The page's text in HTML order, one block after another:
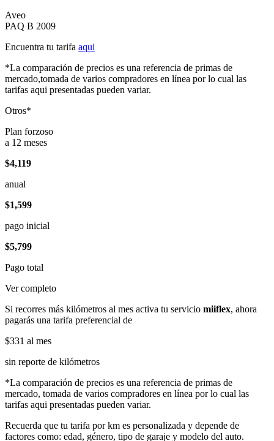
Aveo
PAQ B 2009
Encuentra tu tarifa aqui
*La comparación de precios es una referencia de primas de
mercado,tomada de varios compradores en línea por lo cual las
tarifas aqui presentadas pueden variar.
Otros*
Plan forzoso
a 12 meses
$4,119
anual
$1,599
pago inicial
$5,799
Pago total
Ver completo
Si recorres más kilómetros al mes activa tu servicio miiflex, ahora
pagarás una tarifa preferencial de
$331 al mes
sin reporte de kilómetros
*La comparación de precios es una referencia de primas de
mercado, tomada de varios compradores en línea por lo cual las
tarifas aqui presentadas pueden variar.
Recuerda que tu tarifa por km es personalizada y depende de
factores como: edad, género, tipo de garaje y modelo del auto.